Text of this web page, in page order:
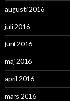
augusti 2016
juli 2016
juni 2016
maj 2016
april 2016
mars 2016